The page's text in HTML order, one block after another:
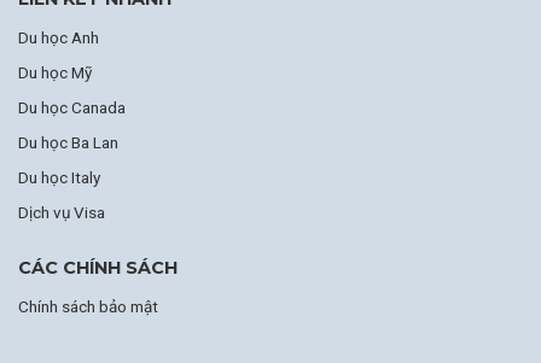
Du học Anh
Du học Mỹ
Du học Canada
Du học Ba Lan
Du học Italy
Dịch vụ Visa
CÁC CHÍNH SÁCH
Chính sách bảo mật